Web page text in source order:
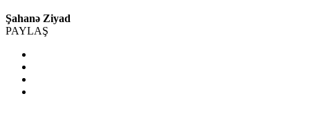
Şahanə Ziyad
PAYLAŞ